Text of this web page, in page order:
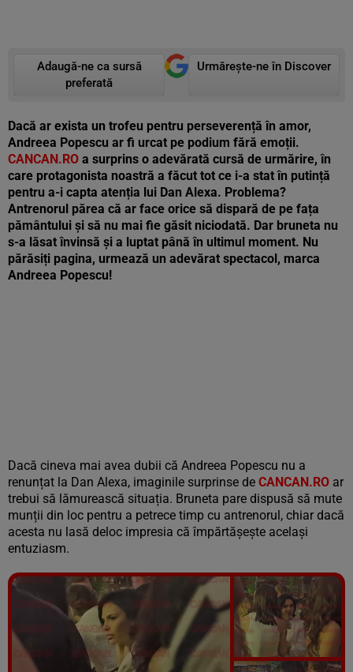
Adaugă-ne ca sursă
preferată
Urmărește-ne în Discover
Dacă ar exista un trofeu pentru perseverență în amor,
Andreea Popescu ar fi urcat pe podium fără emoții.
CANCAN.RO a surprins o adevărată cursă de urmărire, în
care protagonista noastră a făcut tot ce i-a stat în putință
pentru a-i capta atenția lui Dan Alexa. Problema?
Antrenorul părea că ar face orice să dispară de pe fața
pământului și să nu mai fie găsit niciodată. Dar bruneta nu
s-a lăsat învinsă și a luptat până în ultimul moment. Nu
părăsiți pagina, urmează un adevărat spectacol, marca
Andreea Popescu!
Dacă cineva mai avea dubii că Andreea Popescu nu a
renunțat la Dan Alexa, imaginile surprinse de CANCAN.RO ar
trebui să lămurească situația. Bruneta pare dispusă să mute
munții din loc pentru a petrece timp cu antrenorul, chiar dacă
acesta nu lasă deloc impresia că împărtășește același
entuziasm.